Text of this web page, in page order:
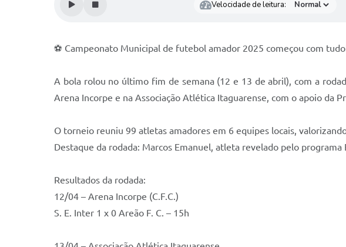
Velocidade de leitura:
⚽️ Campeonato Municipal de futebol amador 2025 começou com
A bola rolou no último fim de semana (12 e 13 de abril), com a
Arena Incorpe e na Associação Atlética Itaguarense, com o apoio da
O torneio reuniu 99 atletas amadores em 6 equipes locais,
Destaque da rodada: Marcos Emanuel, atleta revelado pelo
Resultados da rodada:
12/04 – Arena Incorpe (C.F.C.)
S. E. Inter 1 x 0 Areão F. C. – 15h